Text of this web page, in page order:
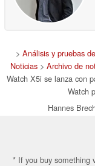
> Análisis y pruebas
Noticias > Archivo de
Watch X5i se lanza con
Watch
Hannes
* If you buy something